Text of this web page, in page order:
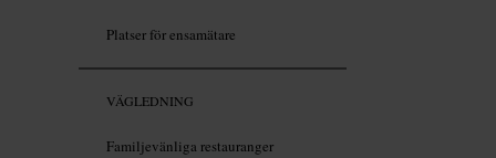
Platser för ensamätare
VÄGLEDNING
Familjevänliga restauranger